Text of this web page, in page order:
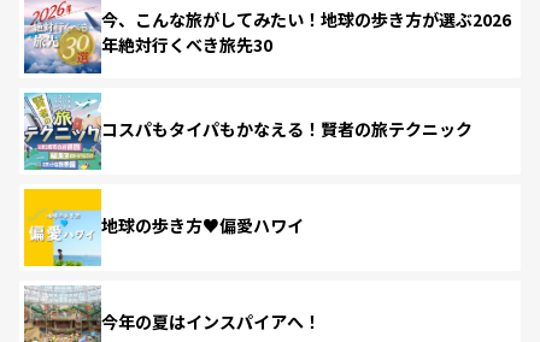
今、こんな旅がしてみたい！地球の歩き方が選ぶ2026
年絶対行くべき旅先30
コスパもタイパもかなえる！賢者の旅テクニック
地球の歩き方♥偏愛ハワイ
今年の夏はインスパイアへ！